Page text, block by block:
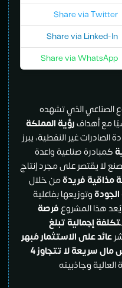
Share via Twitter
Share via Linked-In
Share via WhatsApp
الصناعي الذي تشهده
مع أهدافرؤية المملكة
غير النفطية، يبرز
كمبادرة صناعية واعدة
لا يقتصر على مجرد إنتاج
مذاقية فريدةمن خلال
وتوزيعها بفاعلية
هذا المشروعفرصة
تكلفة إجمالية تبلغ
عائد على الاستثمار مُبهر
فترة استرداد رأس مال سريعة لا تتجاوز 4
وجاذبيته